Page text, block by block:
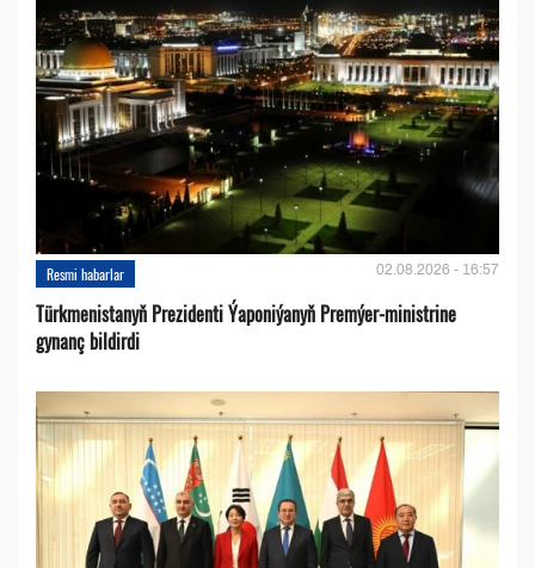
Resmi habarlar 02.08.2026 - 16:57
Türkmenistanyň Prezidenti Ýaponiýanyň Premýer-ministrine
gynanç bildirdi